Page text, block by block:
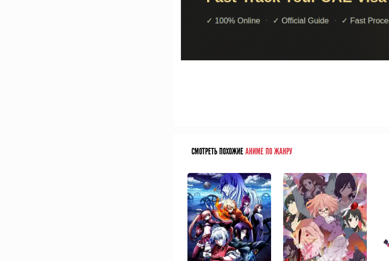
СМОТРЕТЬ ПОХОЖИЕАНИМЕ ПО ЖАНРУ